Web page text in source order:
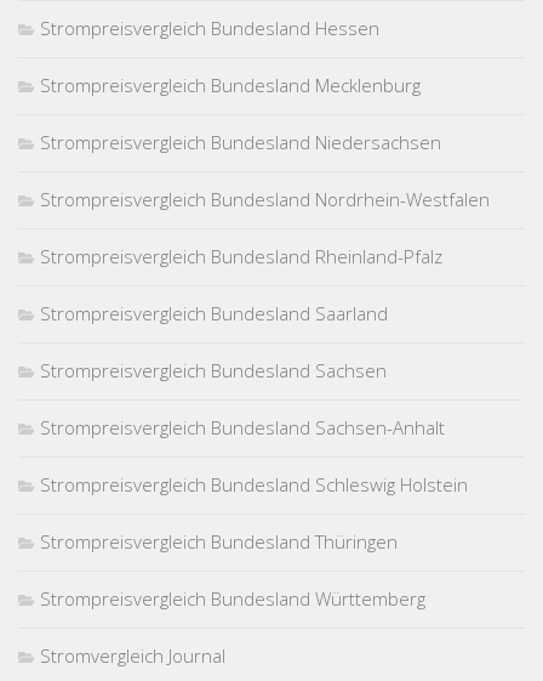
Strompreisvergleich Bundesland Hessen
Strompreisvergleich Bundesland Mecklenburg
Strompreisvergleich Bundesland Niedersachsen
Strompreisvergleich Bundesland Nordrhein-Westfalen
Strompreisvergleich Bundesland Rheinland-Pfalz
Strompreisvergleich Bundesland Saarland
Strompreisvergleich Bundesland Sachsen
Strompreisvergleich Bundesland Sachsen-Anhalt
Strompreisvergleich Bundesland Schleswig Holstein
Strompreisvergleich Bundesland Thüringen
Strompreisvergleich Bundesland Württemberg
Stromvergleich Journal